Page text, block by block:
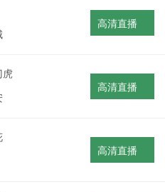
高清直播
虎
高清直播
高清直播